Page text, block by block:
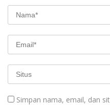
Simpan nama, email, dan